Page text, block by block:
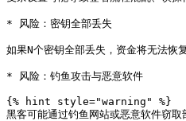
* 风险：密钥全部丢失
如果N个密钥全部丢失，资金将无法恢
* 风险：钓鱼攻击与恶意软件
{% hint style="warning" %}
黑客可能通过钓鱼网站或恶意软件窃